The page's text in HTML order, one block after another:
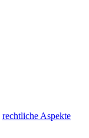
rechtliche Aspekte